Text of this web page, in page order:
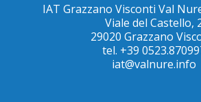
IAT Grazzano Visconti Val
Viale del Castello,
29020 Grazzano
tel. +39
iat@valnure.info